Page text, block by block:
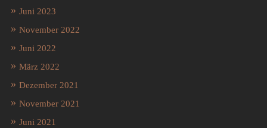
Juni 2023
November 2022
Juni 2022
März 2022
Dezember 2021
November 2021
Juni 2021